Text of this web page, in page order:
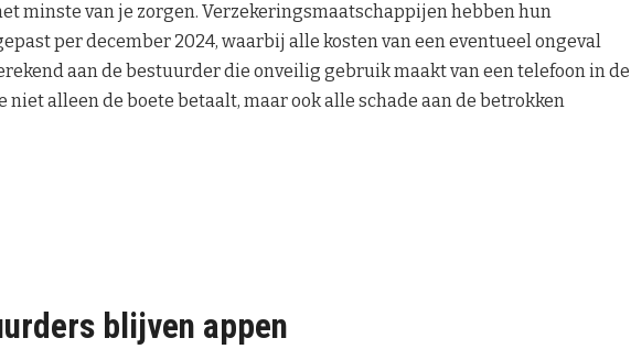
minste van je zorgen. Verzekeringsmaatschappijen hebben hun
per december 2024, waarbij alle kosten van een eventueel ongeval
aan de bestuurder die onveilig gebruik maakt van een telefoon in de
niet alleen de boete betaalt, maar ook alle schade aan de betrokken
blijven appen